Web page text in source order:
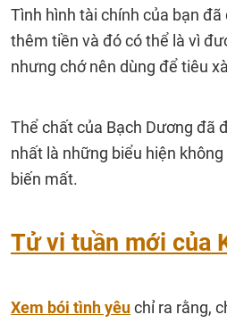
Tình hình tài chính của bạn
thêm tiền và đó có thể là vì
nhưng chớ nên dùng để tiêu
Thể chất của Bạch Dương đã
nhất là những biểu hiện
biến mất.
Tử vi tuần mới của
Xem bói tình yêuchỉ ra rằng,